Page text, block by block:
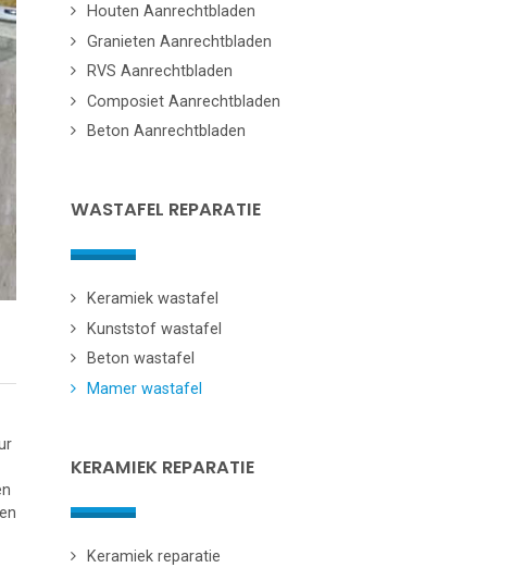
Houten Aanrechtbladen
Granieten Aanrechtbladen
RVS Aanrechtbladen
Composiet Aanrechtbladen
Beton Aanrechtbladen
WASTAFEL REPARATIE
Keramiek wastafel
Kunststof wastafel
Beton wastafel
Mamer wastafel
KERAMIEK REPARATIE
Keramiek reparatie